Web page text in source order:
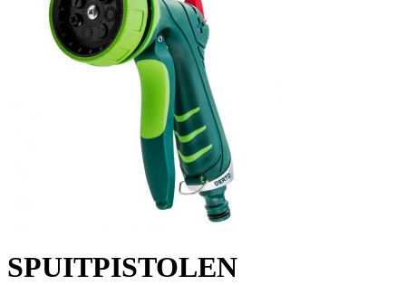
SPUITPISTOLEN